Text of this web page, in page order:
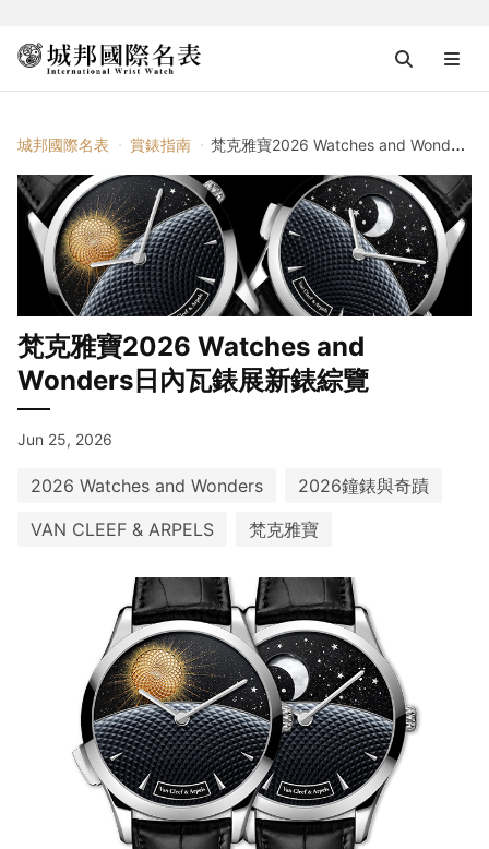
城邦國際名表 賞錶指南 梵克雅寶2026 Watches and Wonders日內瓦錶展新錶綜覽
梵克雅寶2026 Watches and
Wonders日內瓦錶展新錶綜覽
Jun 25, 2026
2026 Watches and Wonders
2026鐘錶與奇蹟
VAN CLEEF & ARPELS
梵克雅寶